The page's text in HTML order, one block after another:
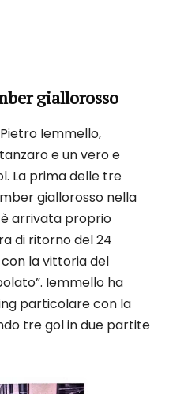
giallorosso
Iemmello,
e un vero e
La prima delle tre
giallorosso nella
è arrivata proprio
di ritorno del 24
la vittoria del
Iemmello ha
particolare con la
tre gol in due partite